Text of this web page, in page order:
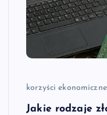
korzyści ekonomiczne
Jakie rodzaje